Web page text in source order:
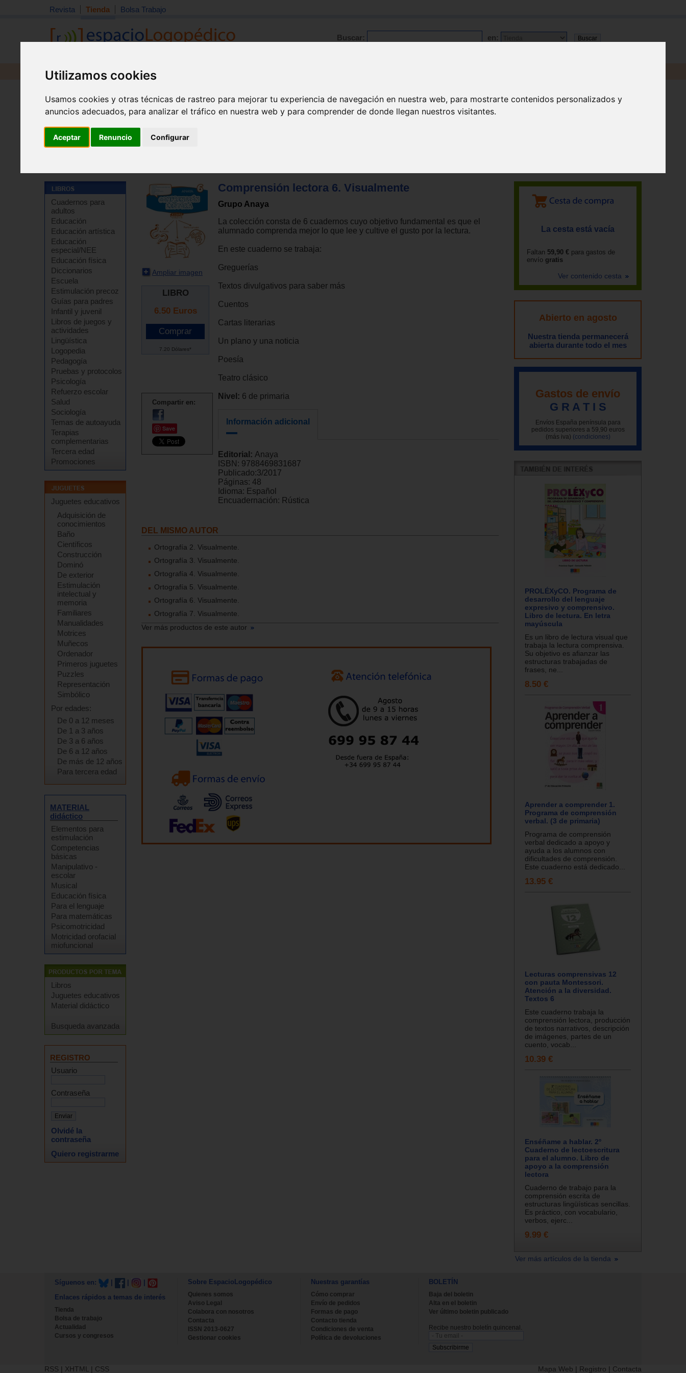
Utilizamos cookies
Usamos cookies y otras técnicas de rastreo para mejorar tu experiencia de navegación en nuestra web, para mostrarte contenidos personalizados y
anuncios adecuados, para analizar el tráfico en nuestra web y para comprender de donde llegan nuestros visitantes.
Aceptar Renuncio Configurar
Revista Tienda Bolsa Trabajo
Buscar: en:
Revista Libros Material
Cuadernos para
adultos
Educación
Educación artística
Educación
especial/NEE
Educación física
Diccionarios
Escuela
Estimulación precoz
Guías para padres
Infantil y juvenil
Libros de juegos y
actividades
Lingüística
Logopedia
Pedagogía
Pruebas y protocolos
Psicología
Refuerzo escolar
Salud
Sociología
Temas de autoayuda
Terapias
complementarias
Tercera edad
Promociones
Juguetes educativos
Adquisición de
conocimientos
Baño
Científicos
Construcción
Dominó
De exterior
Estimulación
intelectual y
memoria
Familiares
Manualidades
Motrices
Muñecos
Ordenador
Primeros juguetes
Puzzles
Representación
Simbólico
Por edades:
De 0 a 12 meses
De 1 a 3 años
De 3 a 6 años
De 6 a 12 años
De más de 12 años
Para tercera edad
MATERIAL
didáctico
Elementos para
estimulación
Competencias
básicas
Manipulativo -
escolar
Musical
Educación física
Para el lenguaje
Para matemáticas
Psicomotricidad
Motricidad orofacial
miofuncional
Libros
Juguetes educativos
Material didáctico
Busqueda avanzada
REGISTRO
Usuario
Contraseña
Olvidé la
contraseña
Quiero registrarme
Ampliar imagen
LIBRO
6.50 Euros
7.20 Dólares*
Compartir en:
Save
Comprensión lectora 6. Visualmente
Grupo Anaya
La colección consta de 6 cuadernos cuyo objetivo fundamental es que el
alumnado comprenda mejor lo que lee y cultive el gusto por la lectura.
En este cuaderno se trabaja:
Greguerías
Textos divulgativos para saber más
Cuentos
Cartas literarias
Un plano y una noticia
Poesía
Teatro clásico
Nivel: 6 de primaria
Información adicional
Editorial: Anaya
ISBN: 9788469831687
Publicado:3/2017
Páginas: 48
Idioma: Español
Encuadernación: Rústica
DEL MISMO AUTOR
Ortografía 2. Visualmente.
Ortografía 3. Visualmente.
Ortografía 4. Visualmente.
Ortografía 5. Visualmente.
Ortografía 6. Visualmente.
Ortografía 7. Visualmente.
Ver más productos de este autor
La cesta está vacía
Faltan 59,90 € para gastos de
envío gratis
Ver contenido cesta
Abierto en agosto
Nuestra tienda permanecerá
abierta durante todo el mes
Gastos de envío
G R A T I S
Envíos España península para
pedidos superiores a 59,90 euros
(más iva) (condiciones)
PROLÉXyCO. Programa de
desarrollo del lenguaje
expresivo y comprensivo.
Libro de lectura. En letra
mayúscula
Es un libro de lectura visual que
trabaja la lectura comprensiva.
Su objetivo es afianzar las
estructuras trabajadas de
frases, ne...
8.50 €
Aprender a comprender 1.
Programa de comprensión
verbal. (3 de primaria)
Programa de comprensión
verbal dedicado a apoyo y
ayuda a los alumnos con
dificultades de comprensión.
Este cuaderno está dedicado...
13.95 €
Lecturas comprensivas 12
con pauta Montessori.
Atención a la diversidad.
Textos 6
Este cuaderno trabaja la
comprensión lectora, producción
de textos narrativos, descripción
de imágenes, partes de un
cuento, vocab...
10.39 €
Enséñame a hablar. 2º
Cuaderno de lectoescritura
para el alumno. Libro de
apoyo a la comprensión
lectora
Cuaderno de trabajo para la
comprensión escrita de
estructuras lingüísticas sencillas.
Es práctico, con vocabulario,
verbos, ejerc...
9.99 €
Ver más artículos de la tienda
Síguenos en:
Enlaces rápidos a temas de interés
Tienda
Bolsa de trabajo
Actualidad
Cursos y congresos
Sobre EspacioLogopédico
Quienes somos
Aviso Legal
Colabora con nosotros
Contacta
ISSN 2013-0627
Gestionar cookies
Nuestras garantías
Cómo comprar
Envío de pedidos
Formas de pago
Contacto tienda
Condiciones de venta
Política de devoluciones
BOLETÍN
Baja del boletin
Alta en el boletin
Ver último boletin publicado
Recibe nuestro boletín quincenal.
RSS | XHTML | CSS Mapa Web | Registro | Contacta